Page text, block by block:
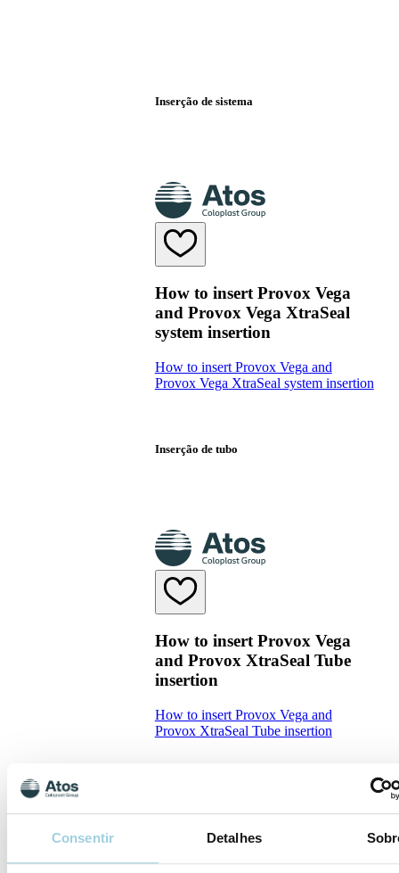
Consentir Detalhes
Inserção de sistema
How to insert Provox Vega
and Provox Vega XtraSeal
system insertion
How to insert Provox Vega and
Provox Vega XtraSeal system insertion
Inserção de tubo
How to insert Provox Vega
and Provox XtraSeal Tube
insertion
How to insert Provox Vega and
Provox XtraSeal Tube insertion